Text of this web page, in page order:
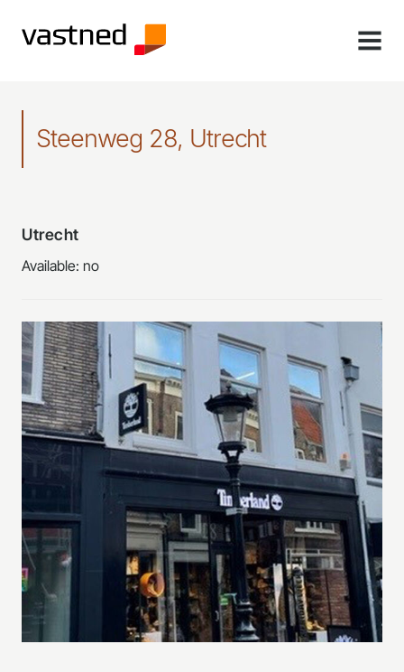
MENU
Steenweg 28, Utrecht
Utrecht
Available: no